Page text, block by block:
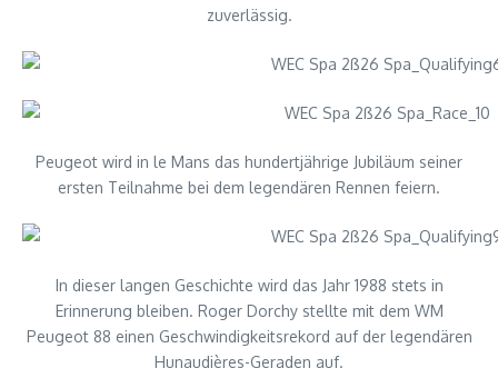
zuverlässig.
Peugeot wird in le Mans das hundertjährige Jubiläum seiner
ersten Teilnahme bei dem legendären Rennen feiern.
In dieser langen Geschichte wird das Jahr 1988 stets in
Erinnerung bleiben. Roger Dorchy stellte mit dem WM
Peugeot 88 einen Geschwindigkeitsrekord auf der legendären
Hunaudières-Geraden auf.